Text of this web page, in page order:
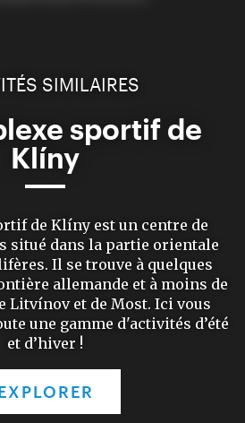
SIMILAIRES
sportif de
Klíny
de Klíny est un centre de
situé dans la partie orientale
Il se trouve à quelques
allemande et à moins de
Litvínov et de Most. Ici vous
une gamme d'activités d’été
et d’hiver !